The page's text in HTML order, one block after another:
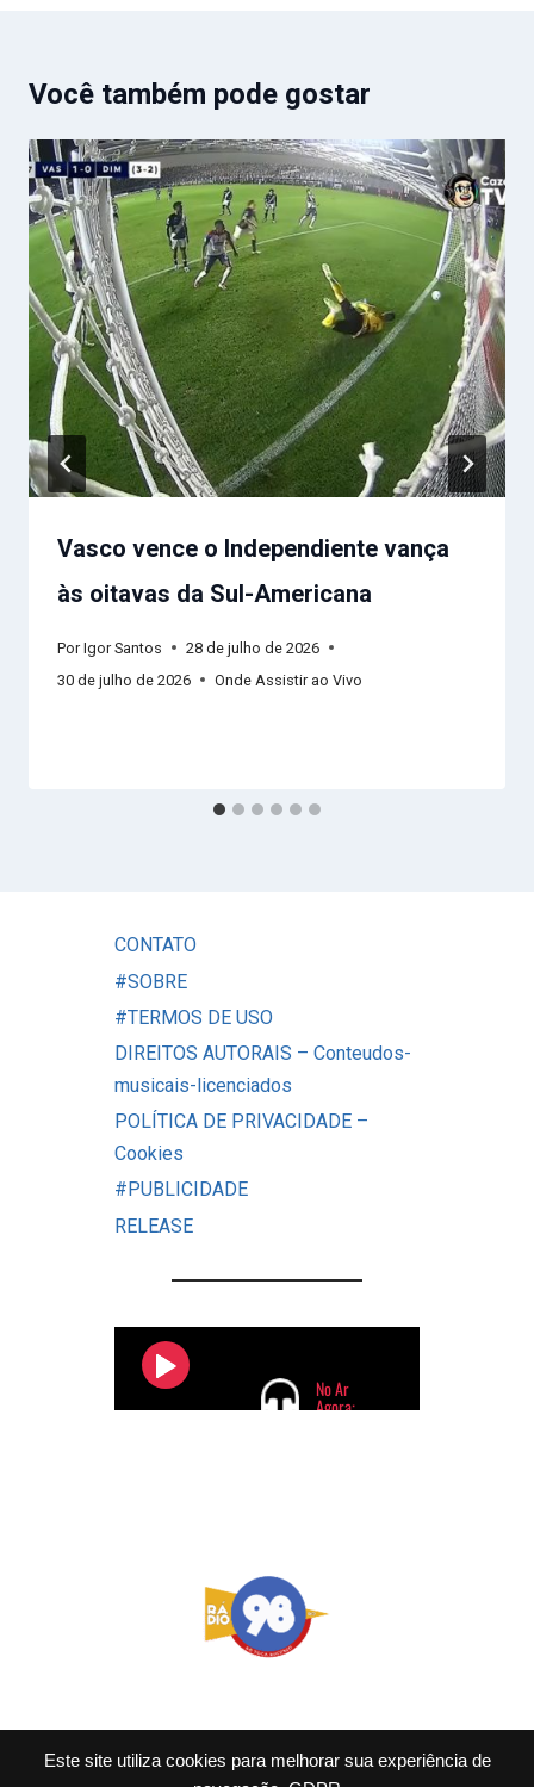
Este site utiliza cookies para melhorar sua experiência de
Você também pode gostar
Vasco vence o Independiente vança
às oitavas da Sul-Americana
Por Igor Santos
28 de julho de 2026
30 de julho de 2026
Onde Assistir ao Vivo
CONTATO
#SOBRE
#TERMOS DE USO
DIREITOS AUTORAIS – Conteudos-
musicais-licenciados
POLÍTICA DE PRIVACIDADE –
Cookies
#PUBLICIDADE
RELEASE